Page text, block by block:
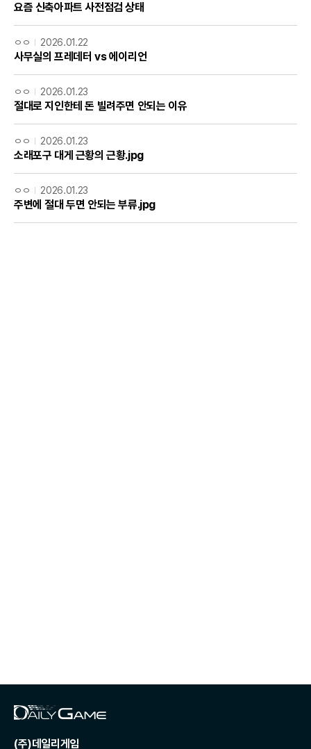
요즘 신축아파트 사전점검 상태
ㅇㅇ 2026.01.22
사무실의 프레데터 vs 에이리언
ㅇㅇ 2026.01.23
절대로 지인한테 돈 빌려주면 안되는 이유
ㅇㅇ 2026.01.23
소래포구 대게 근황의 근황.jpg
ㅇㅇ 2026.01.23
주변에 절대 두면 안되는 부류.jpg
(주)데일리게임